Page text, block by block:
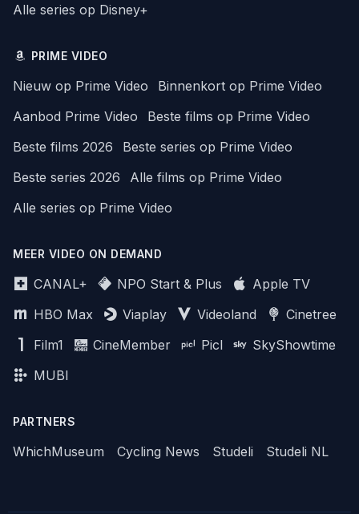
Alle series op Disney+
PRIME VIDEO
Nieuw op Prime Video
Binnenkort op Prime Video
Aanbod Prime Video
Beste films op Prime Video
Beste films 2026
Beste series op Prime Video
Beste series 2026
Alle films op Prime Video
Alle series op Prime Video
MEER VIDEO ON DEMAND
CANAL+ NPO Start & Plus
Apple TV
HBO Max
Viaplay Videoland
Cinetree
Film1
CineMember Picl
SkyShowtime
MUBI
PARTNERS
WhichMuseum Cycling News Studeli Studeli NL